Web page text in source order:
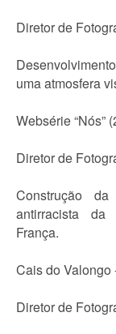
Diretor de
uma atmosfera
Websérie “Nós”
Diretor de
Construção
antirracista da
França.
Cais do Valongo
Diretor de